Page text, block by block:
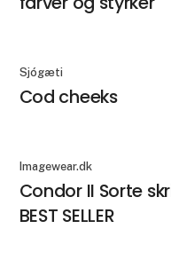
Sjógæti
Cod cheeks
Imagewear.dk
Condor II Sorte
BEST SELLER